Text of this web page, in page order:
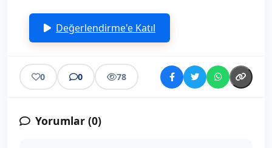
Değerlendirme'e Katıl
0 0 78
Yorumlar (0)